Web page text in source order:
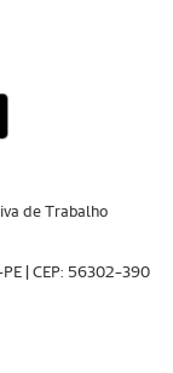
de Trabalho
| CEP: 56302-390